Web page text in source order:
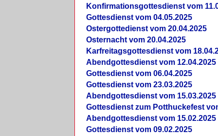
Konfirmationsgottesdienst vom
Gottesdienst vom 04.05.2025
Ostergottedienst vom 20.04.2025
Osternacht vom 20.04.2025
Karfreitagsgottesdienst vom
Abendgottesdienst vom 12.04.2025
Gottesdienst vom 06.04.2025
Gottesdienst vom 23.03.2025
Abendgottesdienst vom 15.03.2025
Gottesdienst zum Potthuckefest
Abendgottesdienst vom 15.02.2025
Gottesdienst vom 09.02.2025